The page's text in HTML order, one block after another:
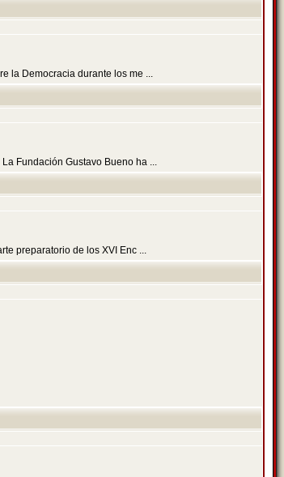
la Democracia durante los me ...
Fundación Gustavo Bueno ha ...
preparatorio de los XVI Enc ...